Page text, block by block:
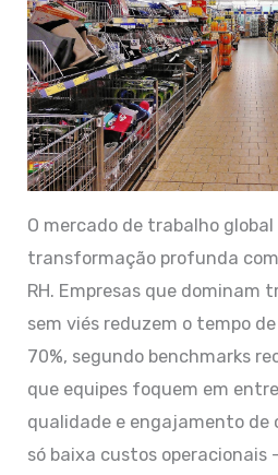
O mercado de trabalho global
transformação profunda
RH. Empresas que
sem viés reduzem o tempo
70%, segundo benchmarks
que equipes foquem em
qualidade e engajamento de
só baixa custos